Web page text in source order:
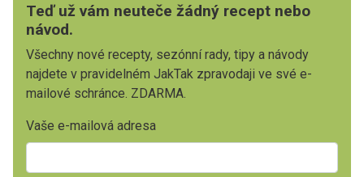
Teď už vám neuteče žádný recept nebo
návod.
Všechny nové recepty, sezónní rady, tipy a návody
najdete v pravidelném JakTak zpravodaji ve své e-
mailové schránce. ZDARMA.
Vaše e-mailová adresa